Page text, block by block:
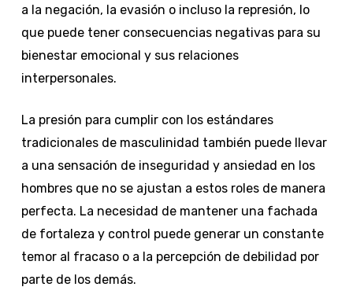
a la negación, la evasión o incluso la represión, lo
que puede tener consecuencias negativas para su
bienestar emocional y sus relaciones
interpersonales.
La presión para cumplir con los estándares
tradicionales de masculinidad también puede llevar
a una sensación de inseguridad y ansiedad en los
hombres que no se ajustan a estos roles de manera
perfecta. La necesidad de mantener una fachada
de fortaleza y control puede generar un constante
temor al fracaso o a la percepción de debilidad por
parte de los demás.